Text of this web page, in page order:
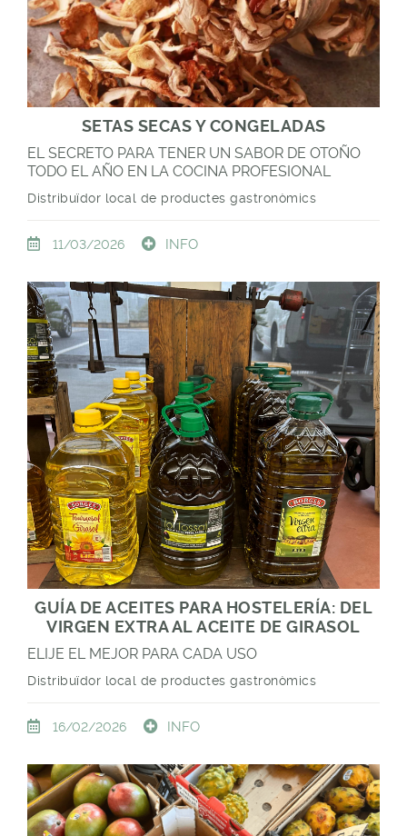
SETAS SECAS Y CONGELADAS
EL SECRETO PARA TENER UN SABOR DE OTOÑO
TODO EL AÑO EN LA COCINA PROFESIONAL
Distribuïdor local de productes gastronòmics
11/03/2026 INFO
GUÍA DE ACEITES PARA HOSTELERÍA: DEL
VIRGEN EXTRA AL ACEITE DE GIRASOL
ELIJE EL MEJOR PARA CADA USO
Distribuïdor local de productes gastronòmics
16/02/2026 INFO